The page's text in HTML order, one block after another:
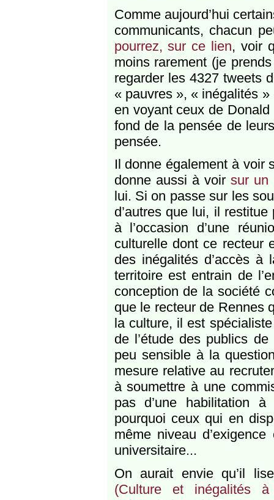
Comme aujourd’hui
communicants, chacun
pourrez, sur ce lien, voir
moins rarement (je
regarder les 4327 tweets
« pauvres », « inégalités
en voyant ceux de
fond de la pensée de
pensée.
Il donne également à voir
donne aussi à voir sur un
lui. Si on passe sur les
d’autres que lui, il
à l’occasion d’une
culturelle dont ce recteur
des inégalités d’accès
territoire est entrain de
conception de la société
que le recteur de Rennes
la culture, il est
de l’étude des publics
peu sensible à la
mesure relative au
à soumettre à une
pas d’une habilitation
pourquoi ceux qui en
même niveau
universitaire...
On aurait envie qu’il
(Culture et inégalités à